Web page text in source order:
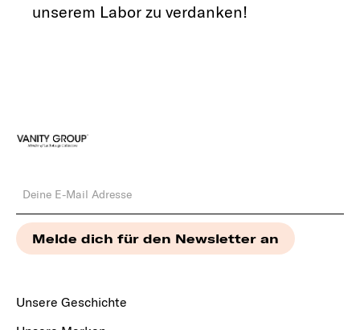
unserem Labor zu verdanken!
Unsere Geschichte